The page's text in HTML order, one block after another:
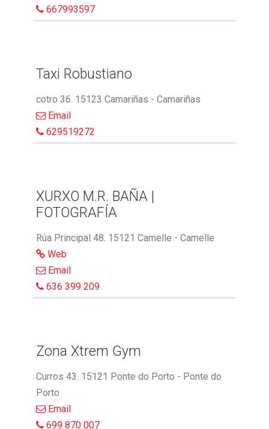
667993597
Taxi Robustiano
cotro 36. 15123 Camariñas - Camariñas
Email
629519272
XURXO M.R. BAÑA |
FOTOGRAFÍA
Rúa Principal 48. 15121 Camelle - Camelle
Web
Email
636 399 209
Zona Xtrem Gym
Curros 43. 15121 Ponte do Porto - Ponte do
Porto
Email
699 870 007